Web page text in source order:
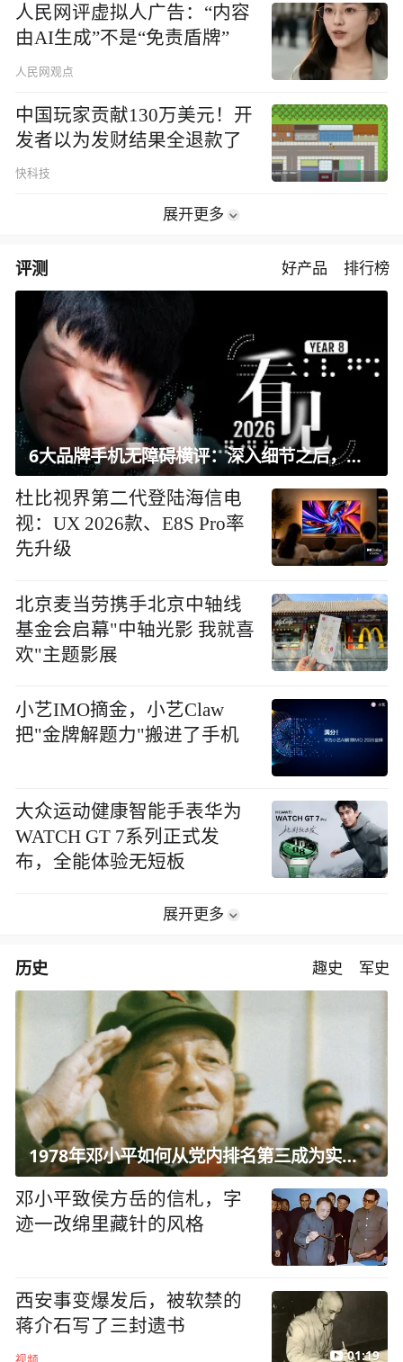
人民网评虚拟人广告：“内容
由AI生成”不是“免责盾牌”
人民网观点
中国玩家贡献130万美元！开
发者以为发财结果全退款了
快科技
展开更多
评测 好产品 排行榜
6大品牌手机无障碍横评：深入细节之后，似乎只有苹果能挺住？｜ 看见2026
杜比视界第二代登陆海信电
视：UX 2026款、E8S Pro率
先升级
北京麦当劳携手北京中轴线
基金会启幕"中轴光影 我就喜
欢"主题影展
小艺IMO摘金，小艺Claw
把"金牌解题力"搬进了手机
大众运动健康智能手表华为
WATCH GT 7系列正式发
布，全能体验无短板
展开更多
历史 趣史 军史
1978年邓小平如何从党内排名第三成为实际核心？
邓小平致侯方岳的信札，字
迹一改绵里藏针的风格
西安事变爆发后，被软禁的
蒋介石写了三封遗书
01:19